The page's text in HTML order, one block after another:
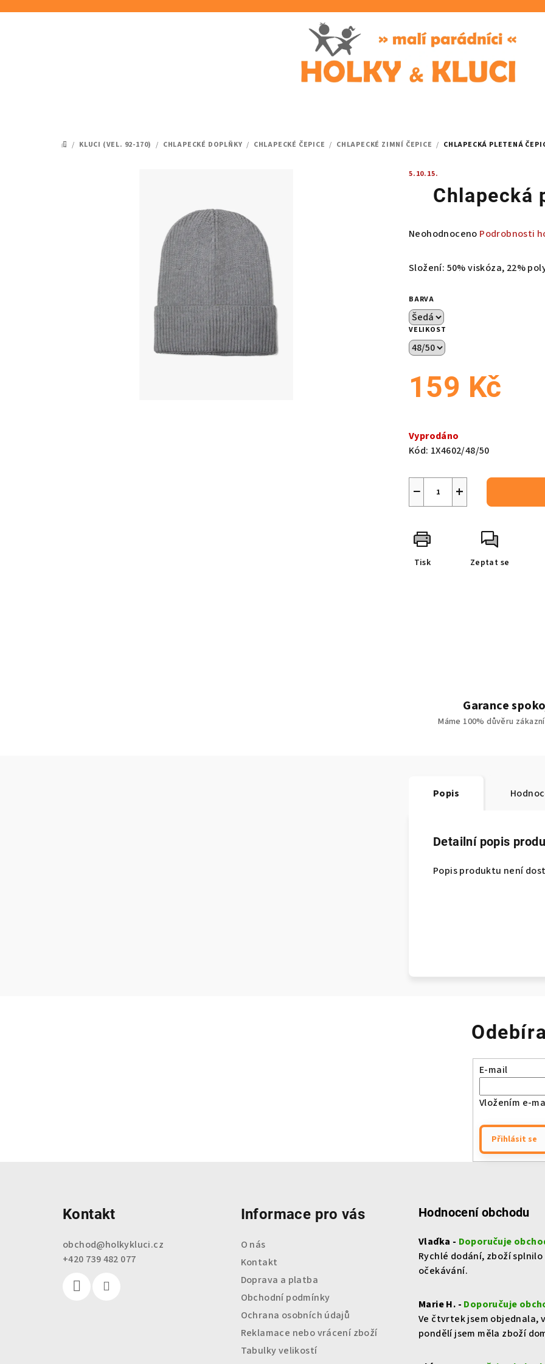
DOMŮ
/ KLUCI (VEL. 92-170) / CHLAPECKÉ DOPLŇKY / CHLAPECKÉ ČEPICE / CHLAPECKÉ ZIMNÍ ČEPICE / CHLAPECKÁ PLETENÁ
5.10.15.
Chlapecká
Průměrné
produktu
z
5
hvězdiček.
Neohodnoceno Podrobnosti
Složení: 50% viskóza, 22%
BARVA
VELIKOST
159 Kč
cena:
Vyprodáno
Kód: 1X4602/48/50
+
−
Tisk Zeptat se
Garance
Máme 100% důvěru
Popis
Detailní popis
Popis produktu není
E-mail
Vložením e-
Přihlásit se
Kontakt
obchod@holkykluci.cz
+420 739 482 077
Informace pro vás
O nás
Kontakt
Doprava a platba
Obchodní podmínky
Ochrana osobních údajů
Reklamace nebo vrácení zboží
Tabulky velikostí
Hodnocení obchodu
Vlaďka - Doporučuje
Rychlé dodání, zboží splnilo
očekávání.
Marie H. - Doporučuje
Ve čtvrtek jsem objednala, v
pondělí jsem měla zboží